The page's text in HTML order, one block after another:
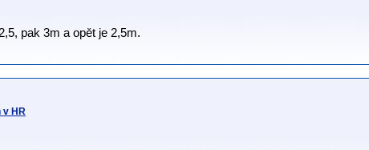
pak 3m a opět je 2,5m.
v HR